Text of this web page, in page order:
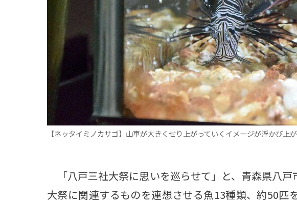
【ネッタイミノカサゴ】山車が大きくせり上がっていくイメージが浮かび上
「八戸三社大祭に思いを巡らせて」と、青森県八
大祭に関連するものを連想させる魚13種類、約50匹